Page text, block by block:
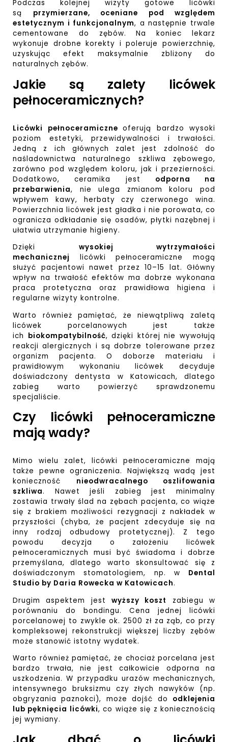
Podczas kolejnej wizyty gotowe licówki
są przymierzane, oceniane pod względem
estetycznym i funkcjonalnym, a następnie trwale
cementowane do zębów. Na koniec lekarz
wykonuje drobne korekty i poleruje powierzchnię,
uzyskując efekt maksymalnie zbliżony do
naturalnych zębów.
Jakie są zalety licówek
pełnoceramicznych?
Licówki pełnoceramiczne oferują bardzo wysoki
poziom estetyki, przewidywalności i trwałości.
Jedną z ich głównych zalet jest zdolność do
naśladownictwa naturalnego szkliwa zębowego,
zarówno pod względem koloru, jak i przezierności.
Dodatkowo, ceramika jest odporna na
przebarwienia, nie ulega zmianom koloru pod
wpływem kawy, herbaty czy czerwonego wina.
Powierzchnia licówek jest gładka i nie porowata, co
ogranicza odkładanie się osadów, płytki nazębnej i
ułatwia utrzymanie higieny.
Dzięki wysokiej wytrzymałości
mechanicznej
licówki pełnoceramiczne mogą
służyć pacjentowi nawet przez 10–15 lat. Główny
wpływ na trwałość efektów ma dobrze wykonana
praca protetyczna oraz prawidłowa higiena i
regularne wizyty kontrolne.
Warto również pamiętać, że niewątpliwą zaletą
licówek porcelanowych jest także
ich biokompatybilność, dzięki której nie wywołują
reakcji alergicznych i są dobrze tolerowane przez
organizm pacjenta. O doborze materiału i
prawidłowym wykonaniu licówek decyduje
doświadczonydentysta w Katowicach, dlatego
zabieg warto powierzyć sprawdzonemu
specjaliście.
Czy licówki pełnoceramiczne
mają wady?
Mimo wielu zalet, licówki pełnoceramiczne mają
także pewne ograniczenia. Największą wadą jest
konieczność nieodwracalnego oszlifowania
szkliwa. Nawet jeśli zabieg jest minimalny
zostawia trwały ślad na zębach pacjenta, co wiąże
się z brakiem możliwości rezygnacji z nakładek w
przyszłości (chyba, że pacjent zdecyduje się na
inny rodzaj odbudowy protetycznej). Z tego
powodu decyzja o założeniu licówek
pełnoceramicznych musi być świadoma i dobrze
przemyślana, dlatego warto skonsultować się z
doświadczonym stomatologiem, np. w Dental
Studio by Daria Rowecka w Katowicach.
Drugim aspektem jest wyższy koszt
zabiegu w
porównaniu do bondingu. Cena jednej licówki
porcelanowej to zwykle ok. 2500 zł za ząb, co przy
kompleksowej rekonstrukcji większej liczby zębów
może stanowić istotny wydatek.
Warto również pamiętać, że chociaż porcelana jest
bardzo trwała, nie jest całkowicie odporna na
uszkodzenia. W przypadku urazów mechanicznych,
intensywnego bruksizmu czy złych nawyków (np.
obgryzania paznokci), może dojść do odklejenia
lub pęknięcia licówki, co wiąże się z koniecznością
jej wymiany.